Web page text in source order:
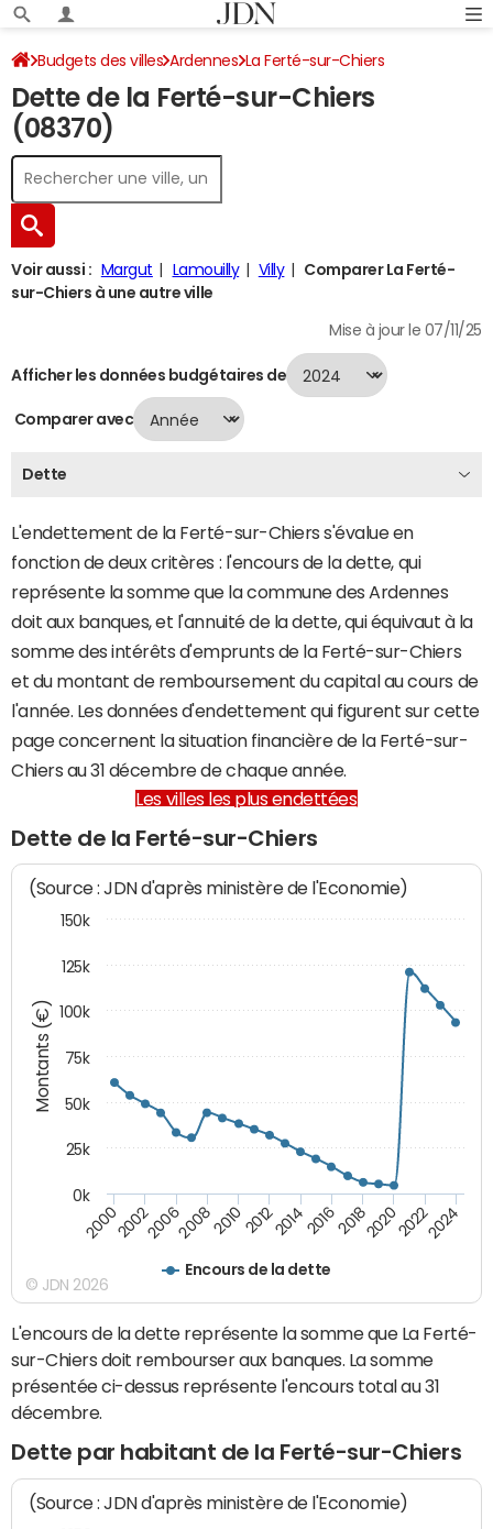
Budgets des villes Ardennes La Ferté-sur-Chiers
Dette au 31/12/2024
Dette de la Ferté-sur-Chiers
(08370)
Voir aussi : Margut Lamouilly Villy
Comparer La Ferté-
sur-Chiers à une autre ville
Mise à jour le 07/11/25
Afficher les données budgétaires de
Comparer avec
Dette
L'endettement de la Ferté-sur-Chiers s'évalue en
fonction de deux critères : l'encours de la dette, qui
représente la somme que la commune des Ardennes
doit aux banques, et l'annuité de la dette, qui équivaut à la
somme des intérêts d'emprunts de la Ferté-sur-Chiers
et du montant de remboursement du capital au cours de
l'année. Les données d'endettement qui figurent sur cette
page concernent la situation financière de la Ferté-sur-
Chiers au 31 décembre de chaque année.
Les villes les plus endettées
Dette de la Ferté-sur-Chiers
Montants (€)
(Source : JDN d'après ministère de l'Economie)
Encours de la dette
200020022006200820102012201420162018202020222024
0k
25k
50k
75k
100k
125k
150k
© JDN 2026
L'encours de la dette représente la somme que La Ferté-
sur-Chiers doit rembourser aux banques. La somme
présentée ci-dessus représente l'encours total au 31
décembre.
Dette par habitant de la Ferté-sur-Chiers
(Source : JDN d'après ministère de l'Economie)